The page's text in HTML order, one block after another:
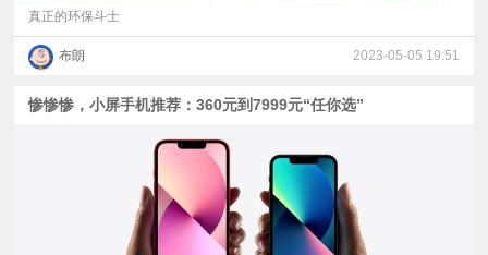
真正的环保斗士
布朗 2023-05-05 19:51
惨惨惨，小屏手机推荐：360元到7999元“任你选”